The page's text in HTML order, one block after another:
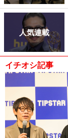
人気連載
イチオシ記事